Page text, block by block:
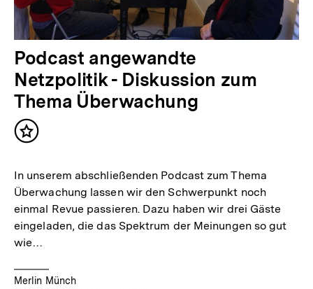
Podcast angewandte
Netzpolitik - Diskussion zum
Thema Überwachung
Inhalt
In unserem abschließenden Podcast zum Thema
Überwachung lassen wir den Schwerpunkt noch
einmal Revue passieren. Dazu haben wir drei Gäste
eingeladen, die das Spektrum der Meinungen so gut
wie…
Merlin Münch